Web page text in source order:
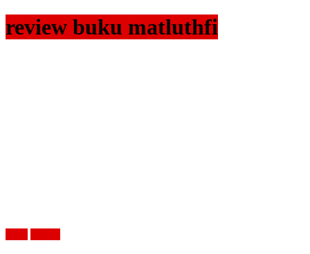
review buku matluthfi